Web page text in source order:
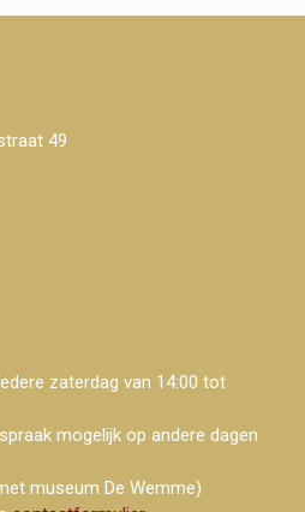
49
zaterdag van 14:00 tot
mogelijk op andere dagen
museum De Wemme)